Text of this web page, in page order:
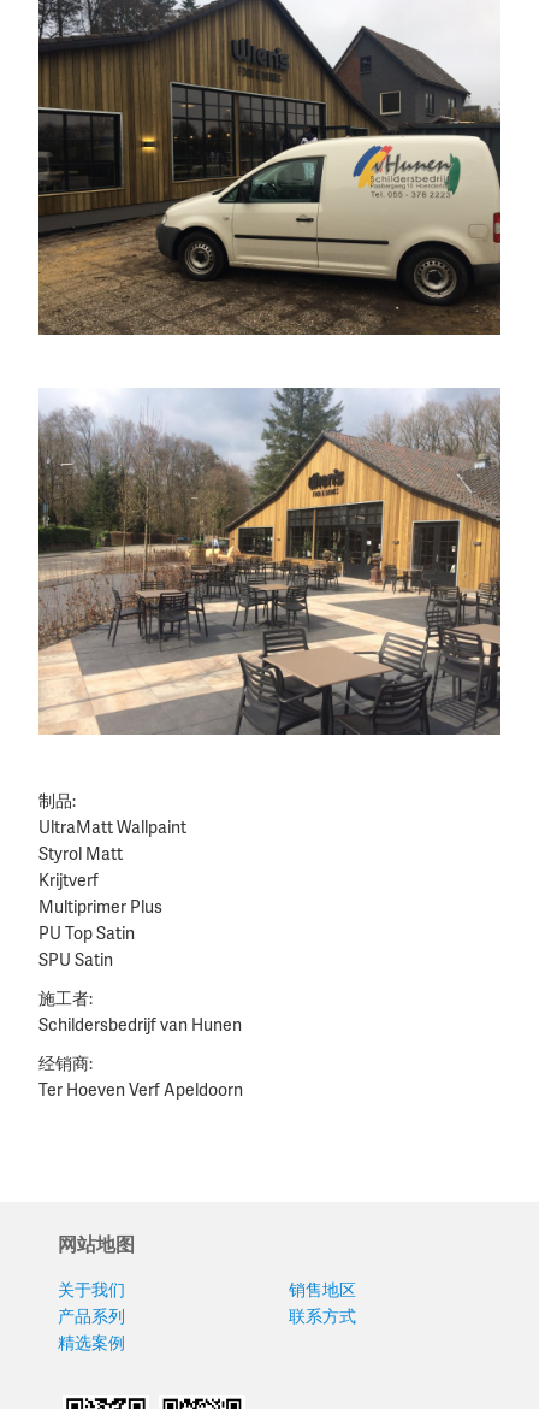
制品:
UltraMatt Wallpaint
Styrol Matt
Krijtverf
Multiprimer Plus
PU Top Satin
SPU Satin
施工者:
Schildersbedrijf van Hunen
经销商:
Ter Hoeven Verf Apeldoorn
网站地图
关于我们
产品系列
精选案例
销售地区
联系方式